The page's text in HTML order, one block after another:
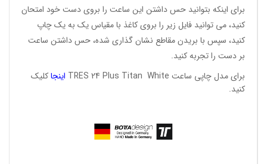
برای اینکه بتوانید حس داشتن این ساعت را بروی دست خود امتحان
کنید، می توانید فایل زیر را بروی کاغذ با مقیاس یک به یک چاپ
کنید، سپس با بریدن مقاطع نشان گذاری شده، حس داشتن ساعت
بر دست را تجربه کنید.
برای مدل چاپی ساعت TRES 24 Plus Titan White اینجاکلیک
کنید.